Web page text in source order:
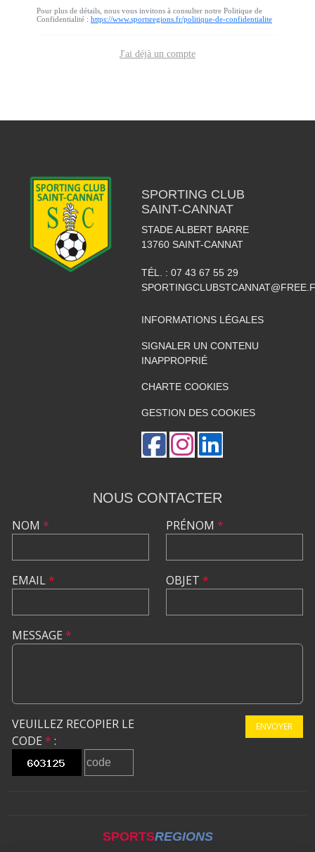
Pour plus de détails, nous vous invitons à consulter notre Politique de
Confidentialité : https://www.sportsregions.fr/politique-de-confidentialite
J'ai déjà un compte
SPORTING CLUB
SAINT-CANNAT
STADE ALBERT BARRE
13760 SAINT-CANNAT
TÉL. : 07 43 67 55 29
INFORMATIONS LÉGALES
SIGNALER UN CONTENU
INAPPROPRIÉ
CHARTE COOKIES
GESTION DES COOKIES
NOUS CONTACTER
NOM *
EMAIL*
PRÉNOM *
OBJET *
MESSAGE *
VEUILLEZ RECOPIER LE
CODE * :
ENVOYER
SPORTSREGIONS